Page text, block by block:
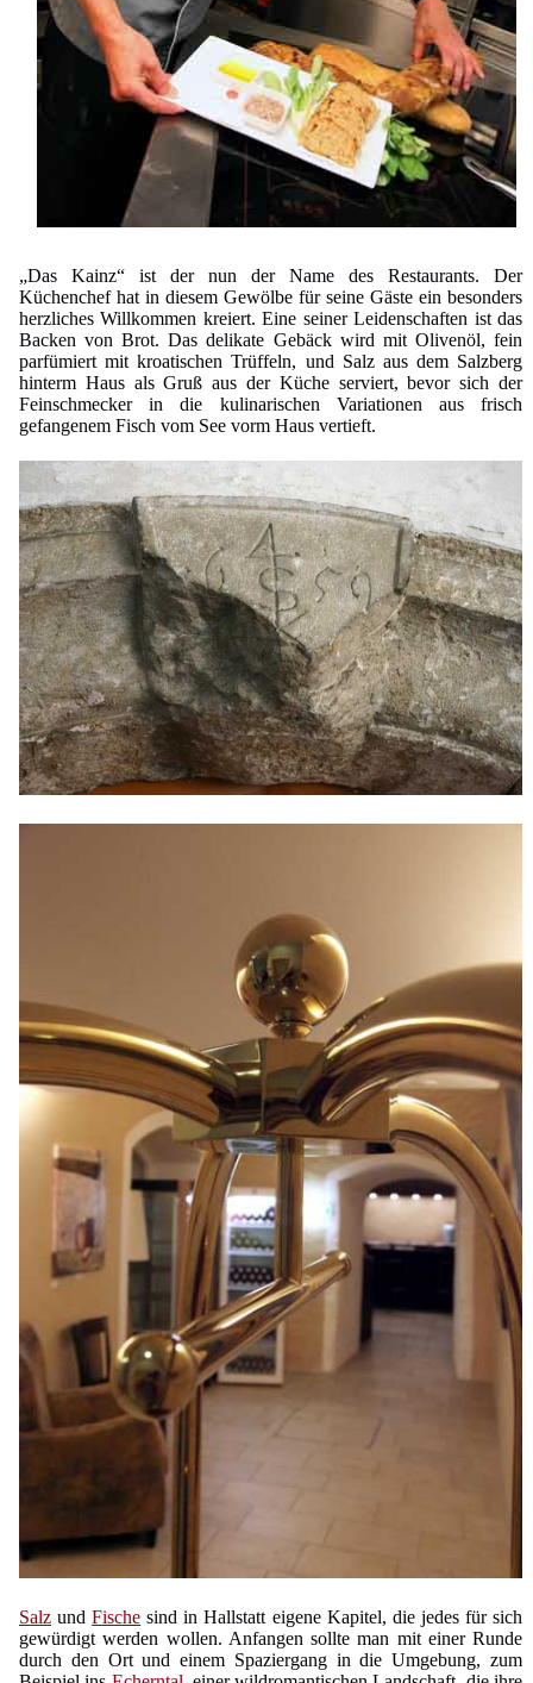
„Das Kainz“ ist der nun der Name des Restaurants. Der
Küchenchef hat in diesem Gewölbe für seine Gäste ein besonders
herzliches Willkommen kreiert. Eine seiner Leidenschaften ist das
Backen von Brot. Das delikate Gebäck wird mit Olivenöl, fein
parfümiert mit kroatischen Trüffeln, und Salz aus dem Salzberg
hinterm Haus als Gruß aus der Küche serviert, bevor sich der
Feinschmecker in die kulinarischen Variationen aus frisch
gefangenem Fisch vom See vorm Haus vertieft.
Salz undFische sind in Hallstatt eigene Kapitel, die jedes für sich
gewürdigt werden wollen. Anfangen sollte man mit einer Runde
durch den Ort und einem Spaziergang in die Umgebung, zum